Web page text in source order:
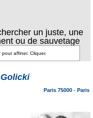
un juste, une
ou de sauvetage
Paris 75000 - Paris